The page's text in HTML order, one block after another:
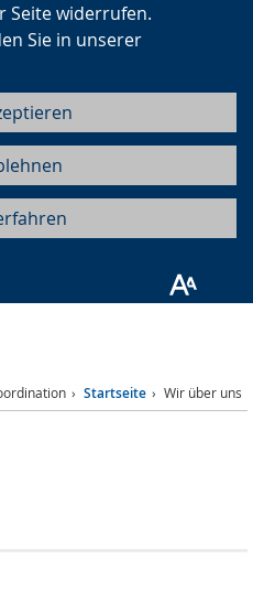
Seite widerrufen.
Sie in unserer
Startseite Wir über uns